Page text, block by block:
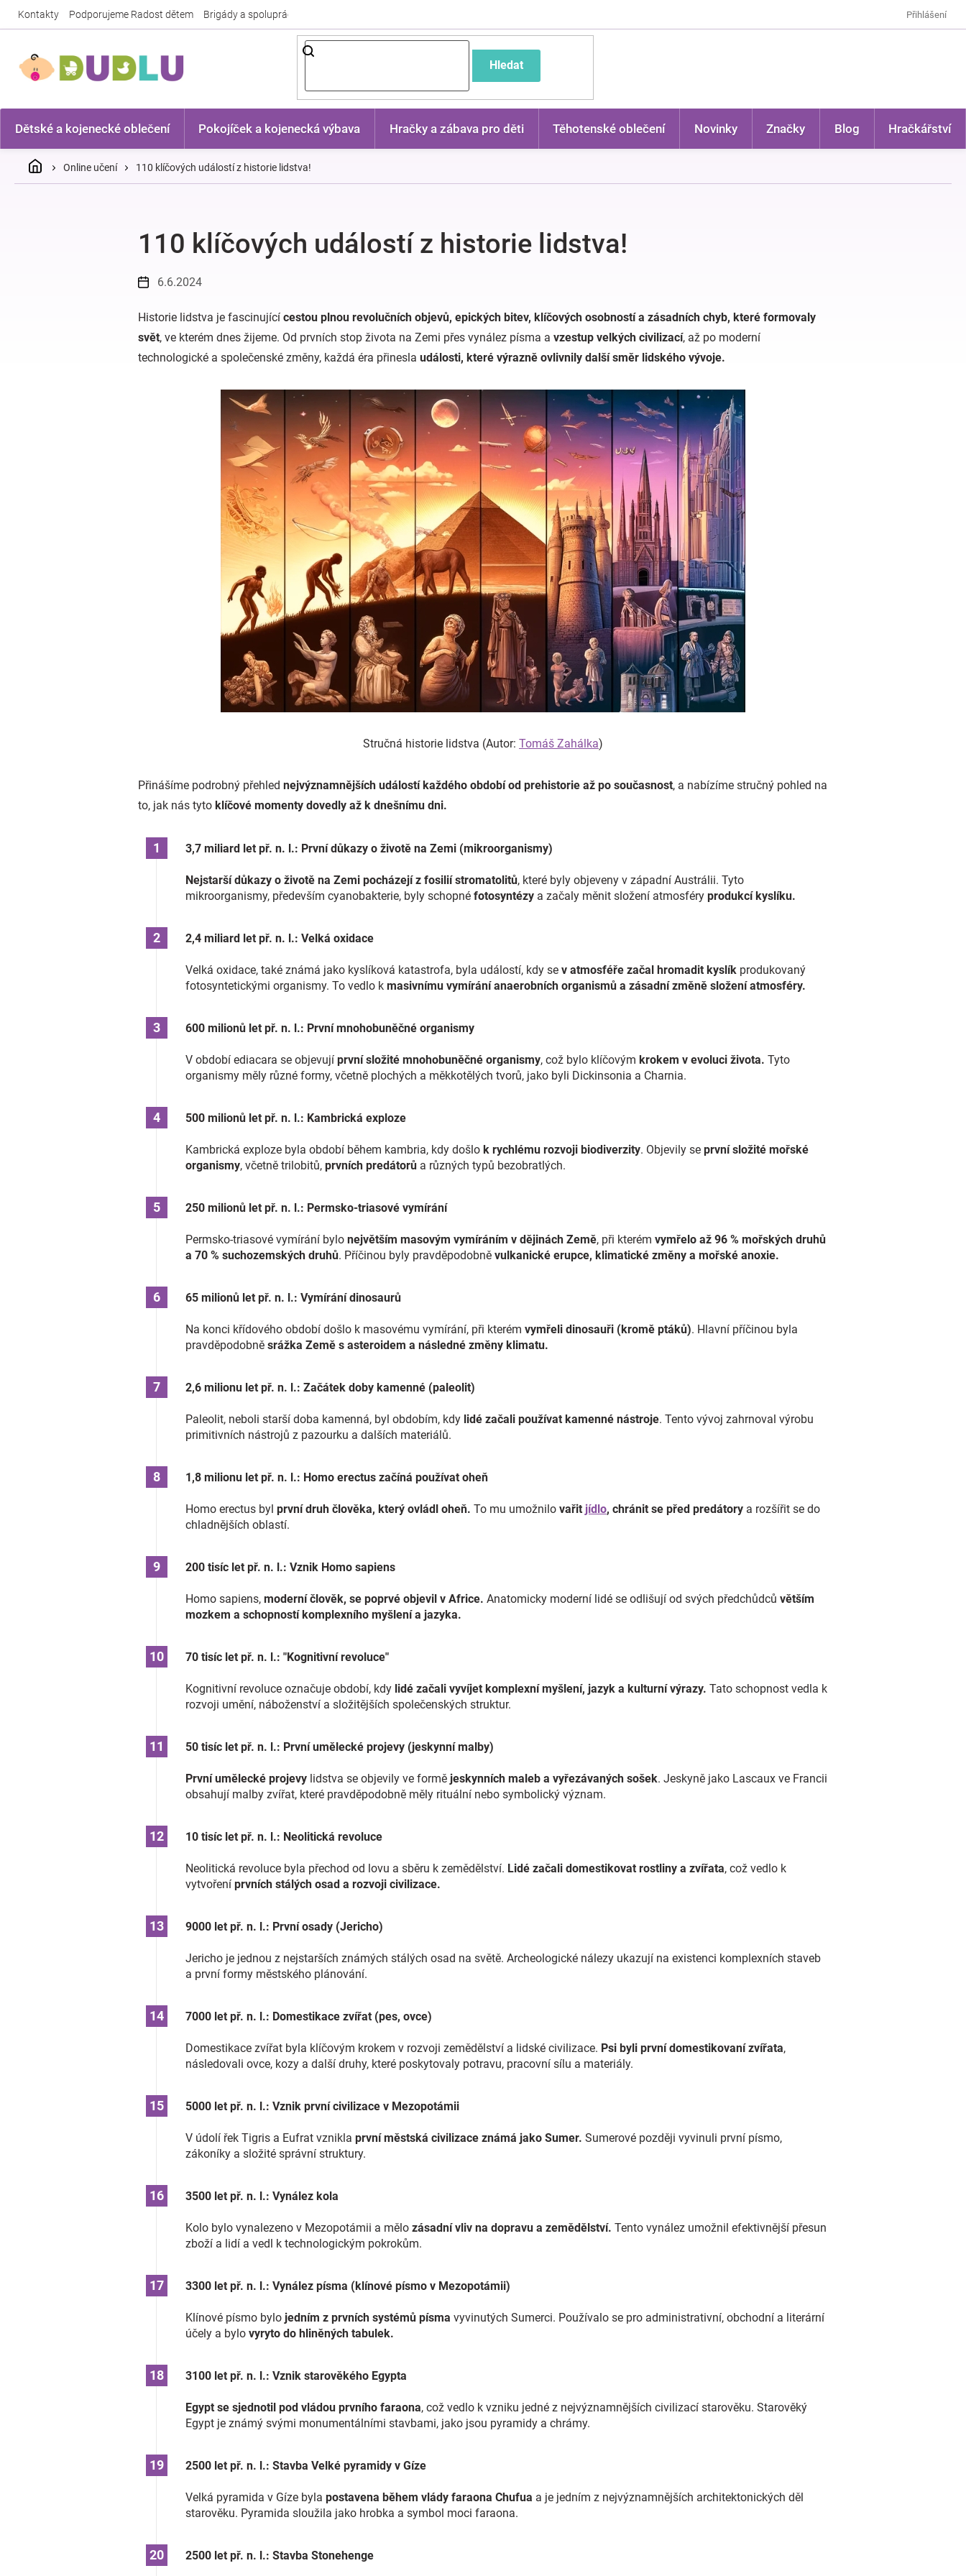
Kontakty Podporujeme Radost dětem Brigády a spolupráce Přihlášení
Hledat
Dětské a kojenecké oblečení Pokojíček a kojenecká výbava Hračky a zábava pro děti Těhotenské oblečení Novinky Značky Blog Hračkářství
DomůOnline učení 110 klíčových událostí z historie lidstva!
110 klíčových událostí z historie lidstva!
6.6.2024
Historie lidstva je fascinující cestou plnou revolučních objevů, epických bitev, klíčových osobností a zásadních chyb, které formovaly
svět, ve kterém dnes žijeme. Od prvních stop života na Zemi přes vynález písma a vzestup velkých civilizací, až po moderní
technologické a společenské změny, každá éra přinesla události, které výrazně ovlivnily další směr lidského vývoje.
Stručná historie lidstva (Autor: Tomáš Zahálka)
Přinášíme podrobný přehled nejvýznamnějších událostí každého období od prehistorie až po současnost, a nabízíme stručný pohled na
to, jak nás tyto klíčové momenty dovedly až k dnešnímu dni.
3,7 miliard let př. n. l.: První důkazy o životě na Zemi (mikroorganismy)
Nejstarší důkazy o životě na Zemi pocházejí z fosilií stromatolitů, které byly objeveny v západní Austrálii. Tyto
mikroorganismy, především cyanobakterie, byly schopné fotosyntézy a začaly měnit složení atmosféry produkcí kyslíku.
2,4 miliard let př. n. l.: Velká oxidace
Velká oxidace, také známá jako kyslíková katastrofa, byla událostí, kdy se v atmosféře začal hromadit kyslík produkovaný
fotosyntetickými organismy. To vedlo k masivnímu vymírání anaerobních organismů a zásadní změně složení atmosféry.
600 milionů let př. n. l.: První mnohobuněčné organismy
V období ediacara se objevují první složité mnohobuněčné organismy, což bylo klíčovým krokem v evoluci života. Tyto
organismy měly různé formy, včetně plochých a měkkotělých tvorů, jako byli Dickinsonia a Charnia.
500 milionů let př. n. l.: Kambrická exploze
Kambrická exploze byla období během kambria, kdy došlo k rychlému rozvoji biodiverzity. Objevily se první složité mořské
organismy, včetně trilobitů, prvních predátorů a různých typů bezobratlých.
250 milionů let př. n. l.: Permsko-triasové vymírání
Permsko-triasové vymírání bylo největším masovým vymíráním v dějinách Země, při kterém vymřelo až 96 % mořských druhů
a 70 % suchozemských druhů. Příčinou byly pravděpodobně vulkanické erupce, klimatické změny a mořské anoxie.
65 milionů let př. n. l.: Vymírání dinosaurů
Na konci křídového období došlo k masovému vymírání, při kterém vymřeli dinosauři (kromě ptáků). Hlavní příčinou byla
pravděpodobně srážka Země s asteroidem a následné změny klimatu.
2,6 milionu let př. n. l.: Začátek doby kamenné (paleolit)
Paleolit, neboli starší doba kamenná, byl obdobím, kdy lidé začali používat kamenné nástroje. Tento vývoj zahrnoval výrobu
primitivních nástrojů z pazourku a dalších materiálů.
1,8 milionu let př. n. l.: Homo erectus začíná používat oheň
Homo erectus byl první druh člověka, který ovládl oheň. To mu umožnilo vařit jídlo, chránit se před predátory a rozšířit se do
chladnějších oblastí.
200 tisíc let př. n. l.: Vznik Homo sapiens
Homo sapiens, moderní člověk, se poprvé objevil v Africe. Anatomicky moderní lidé se odlišují od svých předchůdců větším
mozkem a schopností komplexního myšlení a jazyka.
70 tisíc let př. n. l.: "Kognitivní revoluce"
Kognitivní revoluce označuje období, kdy lidé začali vyvíjet komplexní myšlení, jazyk a kulturní výrazy. Tato schopnost vedla k
rozvoji umění, náboženství a složitějších společenských struktur.
50 tisíc let př. n. l.: První umělecké projevy (jeskynní malby)
První umělecké projevy lidstva se objevily ve formě jeskynních maleb a vyřezávaných sošek. Jeskyně jako Lascaux ve Francii
obsahují malby zvířat, které pravděpodobně měly rituální nebo symbolický význam.
10 tisíc let př. n. l.: Neolitická revoluce
Neolitická revoluce byla přechod od lovu a sběru k zemědělství. Lidé začali domestikovat rostliny a zvířata, což vedlo k
vytvoření prvních stálých osad a rozvoji civilizace.
9000 let př. n. l.: První osady (Jericho)
Jericho je jednou z nejstarších známých stálých osad na světě. Archeologické nálezy ukazují na existenci komplexních staveb
a první formy městského plánování.
7000 let př. n. l.: Domestikace zvířat (pes, ovce)
Domestikace zvířat byla klíčovým krokem v rozvoji zemědělství a lidské civilizace. Psi byli první domestikovaní zvířata,
následovali ovce, kozy a další druhy, které poskytovaly potravu, pracovní sílu a materiály.
5000 let př. n. l.: Vznik první civilizace v Mezopotámii
V údolí řek Tigris a Eufrat vznikla první městská civilizace známá jako Sumer. Sumerové později vyvinuli první písmo,
zákoníky a složité správní struktury.
3500 let př. n. l.: Vynález kola
Kolo bylo vynalezeno v Mezopotámii a mělo zásadní vliv na dopravu a zemědělství. Tento vynález umožnil efektivnější přesun
zboží a lidí a vedl k technologickým pokrokům.
3300 let př. n. l.: Vynález písma (klínové písmo v Mezopotámii)
Klínové písmo bylo jedním z prvních systémů písma vyvinutých Sumerci. Používalo se pro administrativní, obchodní a literární
účely a bylo vyryto do hliněných tabulek.
3100 let př. n. l.: Vznik starověkého Egypta
Egypt se sjednotil pod vládou prvního faraona, což vedlo k vzniku jedné z nejvýznamnějších civilizací starověku. Starověký
Egypt je známý svými monumentálními stavbami, jako jsou pyramidy a chrámy.
2500 let př. n. l.: Stavba Velké pyramidy v Gíze
Velká pyramida v Gíze byla postavena během vlády faraona Chufua a je jedním z nejvýznamnějších architektonických děl
starověku. Pyramida sloužila jako hrobka a symbol moci faraona.
2500 let př. n. l.: Stavba Stonehenge